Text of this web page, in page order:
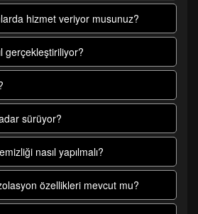
hizmet veriyor musunuz?
gerçekleştiriliyor?
sürüyor?
nasıl yapılmalı?
özellikleri mevcut mu?